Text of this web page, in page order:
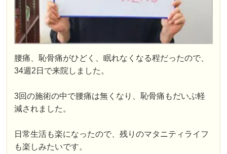
腰痛、恥骨痛がひどく、眠れなくなる程だったので、
34週2日で来院しました。
3回の施術の中で腰痛は無くなり、恥骨痛もだいぶ軽
減されました。
日常生活も楽になったので、残りのマタニティライフ
も楽しみたいです。